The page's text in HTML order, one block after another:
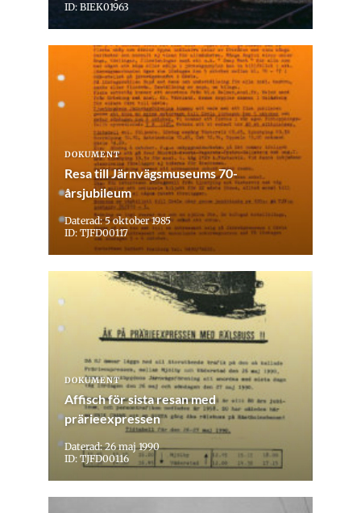
ID: BIEK01963
DOKUMENT
Resa till Järnvägsmuseums 70-
årsjubileum
Daterad: 5 oktober 1985
ID: TJFD00117
DOKUMENT
Affisch för sista resan med
prärieexpressen
Daterad: 26 maj 1990
ID: TJFD00116